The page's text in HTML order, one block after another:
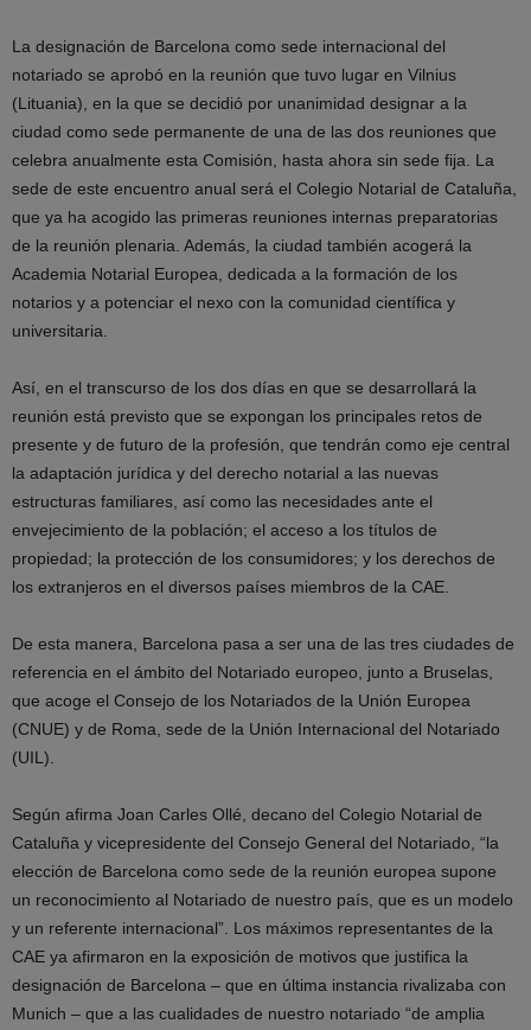
La designación de Barcelona como sede internacional del
notariado se aprobó en la reunión que tuvo lugar en Vilnius
(Lituania), en la que se decidió por unanimidad designar a la
ciudad como sede permanente de una de las dos reuniones que
celebra anualmente esta Comisión, hasta ahora sin sede fija. La
sede de este encuentro anual será el Colegio Notarial de Cataluña,
que ya ha acogido las primeras reuniones internas preparatorias
de la reunión plenaria. Además, la ciudad también acogerá la
Academia Notarial Europea, dedicada a la formación de los
notarios y a potenciar el nexo con la comunidad científica y
universitaria.
Así, en el transcurso de los dos días en que se desarrollará la
reunión está previsto que se expongan los principales retos de
presente y de futuro de la profesión, que tendrán como eje central
la adaptación jurídica y del derecho notarial a las nuevas
estructuras familiares, así como las necesidades ante el
envejecimiento de la población; el acceso a los títulos de
propiedad; la protección de los consumidores; y los derechos de
los extranjeros en el diversos países miembros de la CAE.
De esta manera, Barcelona pasa a ser una de las tres ciudades de
referencia en el ámbito del Notariado europeo, junto a Bruselas,
que acoge el Consejo de los Notariados de la Unión Europea
(CNUE) y de Roma, sede de la Unión Internacional del Notariado
(UIL).
Según afirma Joan Carles Ollé, decano del Colegio Notarial de
Cataluña y vicepresidente del Consejo General del Notariado, “la
elección de Barcelona como sede de la reunión europea supone
un reconocimiento al Notariado de nuestro país, que es un modelo
y un referente internacional”. Los máximos representantes de la
CAE ya afirmaron en la exposición de motivos que justifica la
designación de Barcelona – que en última instancia rivalizaba con
Munich – que a las cualidades de nuestro notariado “de amplia